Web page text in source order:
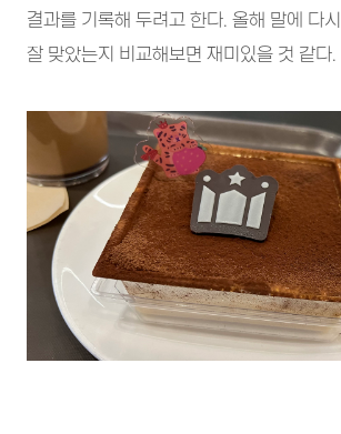
결과를 기록해 두려고 한다. 올해 말에 다
잘 맞았는지 비교해보면 재미있을 것 같다